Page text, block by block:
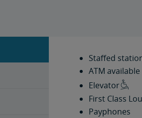
Staffed
ATM available
Elevator
First Class
Payphones